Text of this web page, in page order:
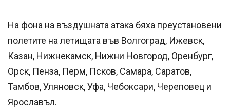
На фона на въздушната атака бяха преустановени
полетите на летищата във Волгоград, Ижевск,
Казан, Нижнекамск, Нижни Новгород, Оренбург,
Орск, Пенза, Перм, Псков, Самара, Саратов,
Тамбов, Уляновск, Уфа, Чебоксари, Череповец и
Ярославъл.